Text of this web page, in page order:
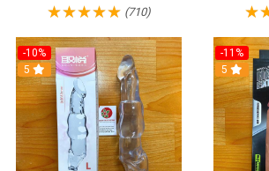
(710)
-10%
5
-11%
5